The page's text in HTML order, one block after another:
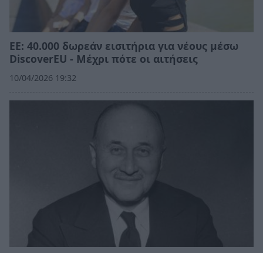
ΕΕ: 40.000 δωρεάν εισιτήρια για νέους μέσω
DiscoverEU - Μέχρι πότε οι αιτήσεις
10/04/2026 19:32